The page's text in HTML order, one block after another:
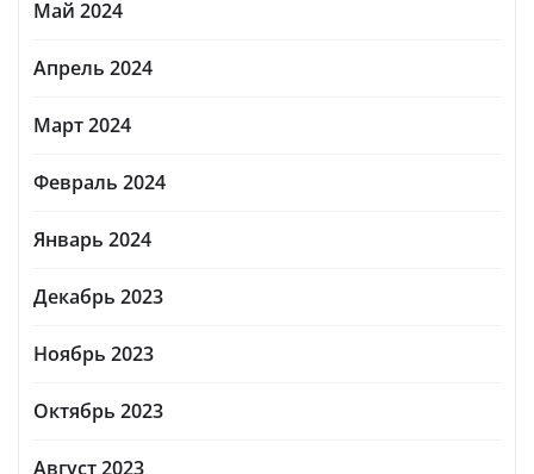
Май 2024
Апрель 2024
Март 2024
Февраль 2024
Январь 2024
Декабрь 2023
Ноябрь 2023
Октябрь 2023
Август 2023